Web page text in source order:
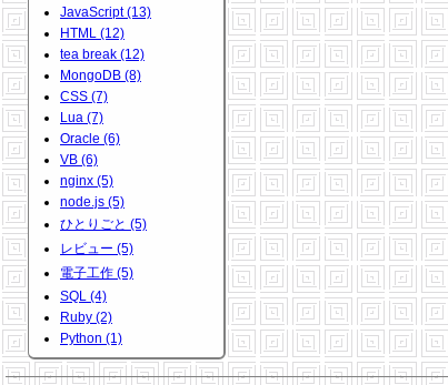
JavaScript (13)
HTML (12)
tea break (12)
MongoDB (8)
CSS (7)
Lua (7)
Oracle (6)
VB (6)
nginx (5)
node.js (5)
ひとりごと (5)
レビュー (5)
電子工作 (5)
SQL (4)
Ruby (2)
Python (1)